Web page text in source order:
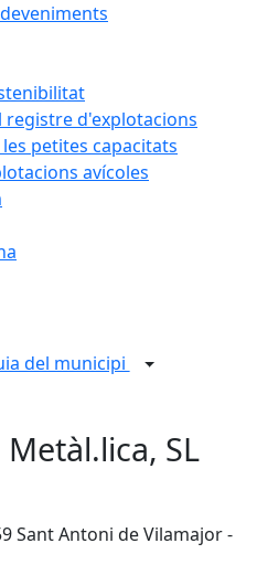
registre d'explotacions
petites capacitats
avícoles
del municipi
SL
Sant Antoni de Vilamajor -